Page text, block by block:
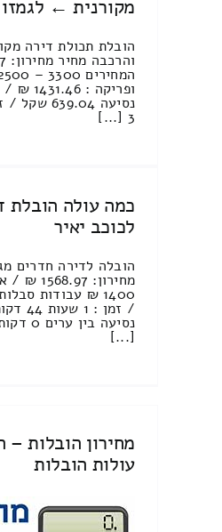
מקורנית ←
הובלת תכולת דירה
3 [...]
כמה עולה הובלת
לכוכב יאיר
הובלה לדירה חדרים
[...]
מחירון הובלות –
עולות הובלות